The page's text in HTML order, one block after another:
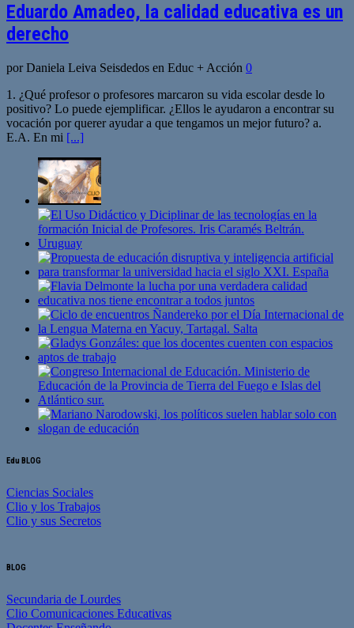
Eduardo Amadeo, la calidad educativa es un
derecho
por Daniela Leiva Seisdedos en Educ + Acción 0
1. ¿Qué profesor o profesores marcaron su vida escolar desde lo
positivo? Lo puede ejemplificar. ¿Ellos le ayudaron a encontrar su
vocación por querer ayudar a que tengamos un mejor futuro? a.
E.A. En mi [...]
Edu BLOG
Ciencias Sociales
Clio y los Trabajos
Clio y sus Secretos
BLOG
Secundaria de Lourdes
Clio Comunicaciones Educativas